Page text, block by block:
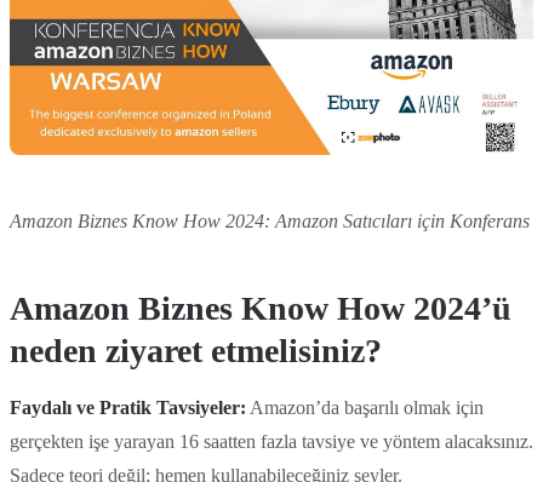
Amazon Biznes Know How 2024: Amazon Satıcıları için Konferans
Amazon Biznes Know How 2024’ü
neden ziyaret etmelisiniz?
Faydalı ve Pratik Tavsiyeler: Amazon’da başarılı olmak için
gerçekten işe yarayan 16 saatten fazla tavsiye ve yöntem alacaksınız.
Sadece teori değil; hemen kullanabileceğiniz şeyler.